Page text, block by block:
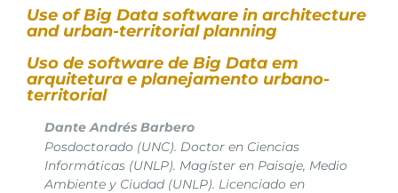
Use of Big Data software in architecture
and urban-territorial planning
Uso de software de Big Data em
arquitetura e planejamento urbano-
territorial
Dante Andrés Barbero
Posdoctorado (UNC). Doctor en Ciencias
Informáticas (UNLP). Magíster en Paisaje, Medio
Ambiente y Ciudad (UNLP). Licenciado en